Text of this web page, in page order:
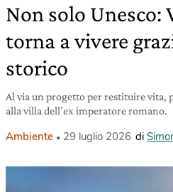
Non solo Unesco:
torna a vivere
storico
Al via un progetto per restituire vita,
alla villa dell’ex imperatore romano.
Ambiente 29 luglio 2026 di